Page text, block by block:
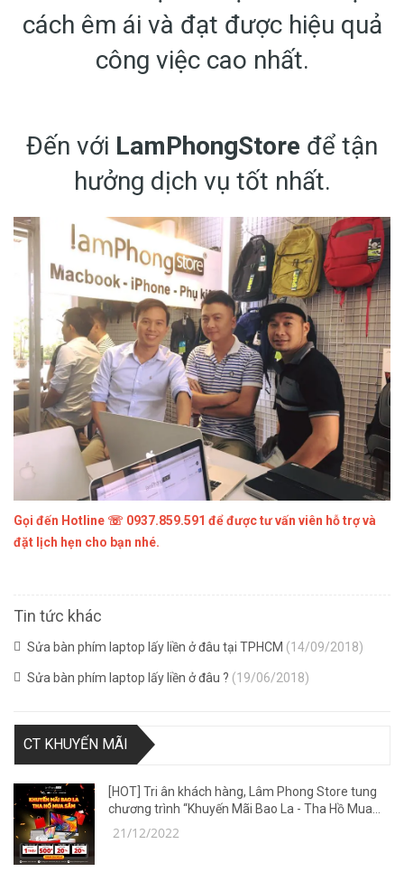
cách êm ái và đạt được hiệu quả
công việc cao nhất.
Đến với LamPhongStore để tận
hưởng dịch vụ tốt nhất.
Gọi đến Hotline ☏ 0937.859.591 để được tư vấn viên hỗ trợ và
đặt lịch hẹn cho bạn nhé.
Tin tức khác
Sửa bàn phím laptop lấy liền ở đâu tại TPHCM (14/09/2018)
Sửa bàn phím laptop lấy liền ở đâu ? (19/06/2018)
CT KHUYẾN MÃI
[HOT] Tri ân khách hàng, Lâm Phong Store tung
chương trình “Khuyến Mãi Bao La - Tha Hồ Mua
Sắm”
21/12/2022